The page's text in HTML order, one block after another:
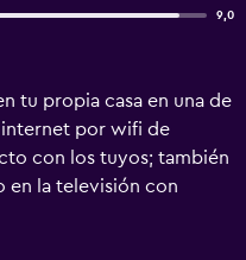
9,0
tu propia casa en una de
internet por wifi de
con los tuyos; también
en la televisión con
con ducha dispone de
Las comodidades